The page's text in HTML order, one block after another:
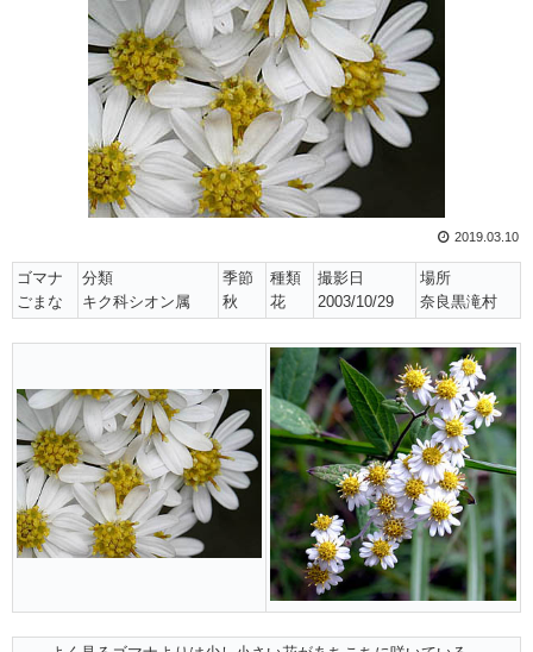
2019.03.10
ゴマナ
ごまな
分類
キク科シオン属
季節
秋
種類
花
撮影日
2003/10/29
場所
奈良黒滝村